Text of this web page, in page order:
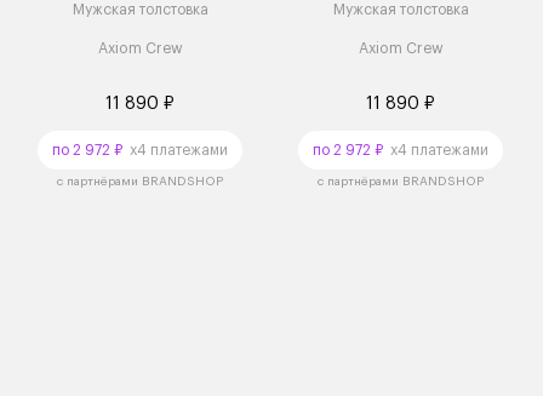
Мужская толстовка
Axiom Crew
11 890 ₽
по 2 972 ₽ x4 платежами
с партнёрами BRANDSHOP
Мужская толстовка
Axiom Crew
11 890 ₽
по 2 972 ₽ x4 платежами
с партнёрами BRANDSHOP